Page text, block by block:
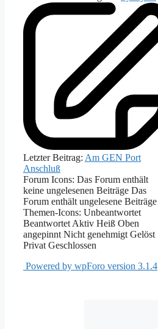
Letzter Beitrag: Am GEN Port
Anschluß
Forum Icons: Das Forum enthält
keine ungelesenen Beiträge Das
Forum enthält ungelesene Beiträge
Themen-Icons: Unbeantwortet
Beantwortet Aktiv Heiß Oben
angepinnt Nicht genehmigt Gelöst
Privat Geschlossen
Powered by wpForo version 3.1.4